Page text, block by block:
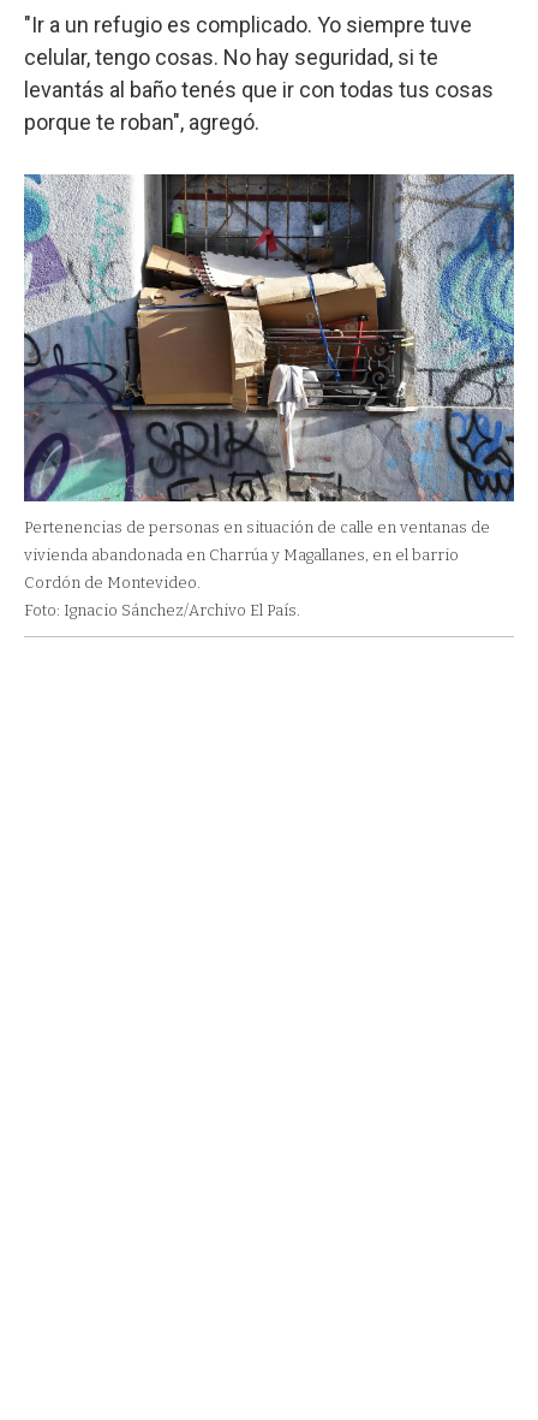
"Ir a un refugio es complicado. Yo siempre tuve
celular, tengo cosas. No hay seguridad, si te
levantás al baño tenés que ir con todas tus cosas
porque te roban", agregó.
Pertenencias de personas en situación de calle en ventanas de
vivienda abandonada en Charrúa y Magallanes, en el barrio
Cordón de Montevideo.
Foto: Ignacio Sánchez/Archivo El País.